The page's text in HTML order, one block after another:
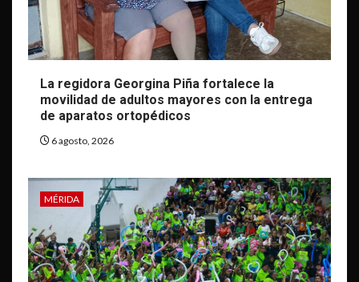
La regidora Georgina Piña fortalece la
movilidad de adultos mayores con la entrega
de aparatos ortopédicos
6 agosto, 2026
MÉRIDA